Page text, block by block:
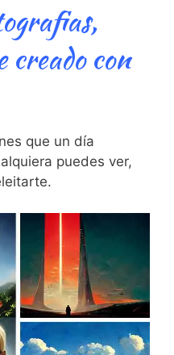
creado con
que un día
puedes ver,